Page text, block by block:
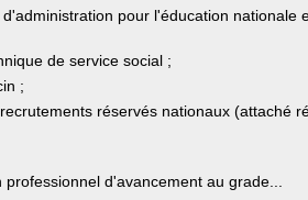
pour l'éducation nationale
de service social ;
;
réservés nationaux (attaché
d'avancement au grade...